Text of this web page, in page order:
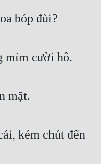
bóp đùi?
mỉm cười hô.
mặt.
kém chút đến